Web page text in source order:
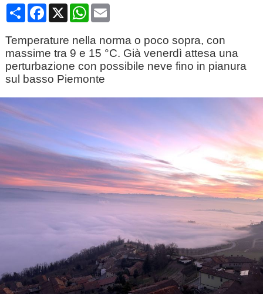
CondividiFacebook
X WhatsApp
Email
Temperature nella norma o poco sopra, con
massime tra 9 e 15 °C. Già venerdì attesa una
perturbazione con possibile neve fino in pianura
sul basso Piemonte